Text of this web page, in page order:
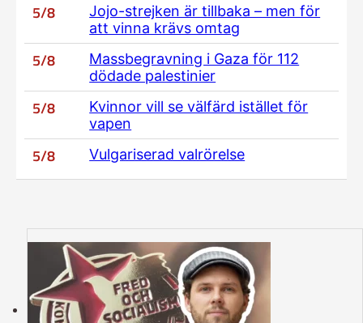
5/8
Jojo-strejken är tillbaka – men för
att vinna krävs omtag
5/8
Massbegravning i Gaza för 112
dödade palestinier
5/8
Kvinnor vill se välfärd istället för
vapen
5/8 Vulgariserad valrörelse